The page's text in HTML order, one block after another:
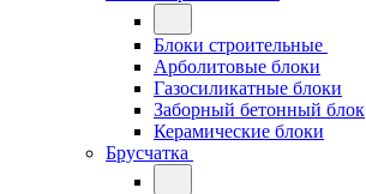
Блоки строительные
Арболитовые блоки
Газосиликатные блоки
Заборный бетонный блок
Керамические блоки
Брусчатка